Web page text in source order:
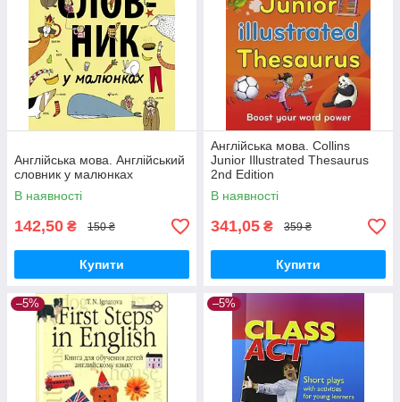
Англійська мова. Англійський
словник у малюнках
В наявності
142,50 ₴ 150 ₴
Купити
Англійська мова. Collins
Junior Illustrated Thesaurus
2nd Edition
В наявності
341,05 ₴ 359 ₴
Купити
–5% –5%